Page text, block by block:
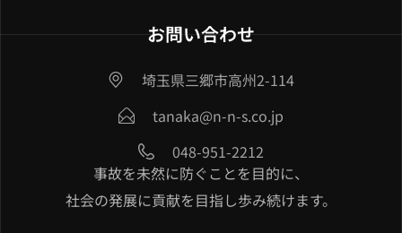
お問い合わせ
埼玉県三郷市高州2-114
tanaka@n-n-s.co.jp
048-951-2212
事故を未然に防ぐことを目的に、
社会の発展に貢献を目指し歩み続けます。